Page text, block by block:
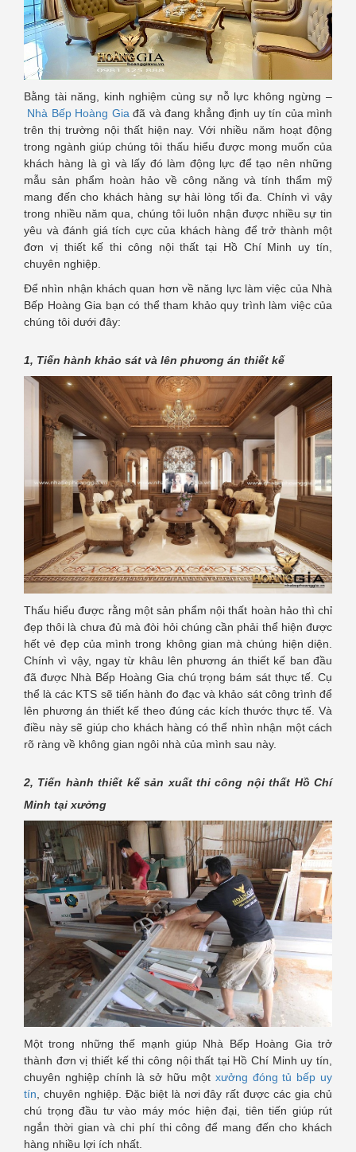
Bằng tài năng, kinh nghiệm cùng sự nỗ lực không ngừng –
Nhà Bếp Hoàng Giađã và đang khẳng định uy tín của mình
trên thị trường nội thất hiện nay. Với nhiều năm hoạt động
trong ngành giúp chúng tôi thấu hiểu được mong muốn của
khách hàng là gì và lấy đó làm động lực để tạo nên những
mẫu sản phẩm hoàn hảo về công năng và tính thẩm mỹ
mang đến cho khách hàng sự hài lòng tối đa. Chính vì vậy
trong nhiều năm qua, chúng tôi luôn nhận được nhiều sự tin
yêu và đánh giá tích cực của khách hàng để trở thành một
đơn vị thiết kế thi công nội thất tại Hồ Chí Minh uy tín,
chuyên nghiệp.
Để nhìn nhận khách quan hơn về năng lực làm việc của Nhà
Bếp Hoàng Gia bạn có thể tham khảo quy trình làm việc của
chúng tôi dưới đây:
1, Tiến hành khảo sát và lên phương án thiết kế
Thấu hiểu được rằng một sản phẩm nội thất hoàn hảo thì chỉ
đẹp thôi là chưa đủ mà đòi hỏi chúng cần phải thể hiện được
hết vẻ đẹp của mình trong không gian mà chúng hiện diện.
Chính vì vậy, ngay từ khâu lên phương án thiết kế ban đầu
đã được Nhà Bếp Hoàng Gia chú trọng bám sát thực tế. Cụ
thể là các KTS sẽ tiến hành đo đạc và khảo sát công trình để
lên phương án thiết kế theo đúng các kích thước thực tế. Và
điều này sẽ giúp cho khách hàng có thể nhìn nhận một cách
rõ ràng về không gian ngôi nhà của mình sau này.
2, Tiến hành thiết kế sản xuất thi công nội thất Hồ Chí
Minh tại xưởng
Một trong những thế mạnh giúp Nhà Bếp Hoàng Gia trở
thành đơn vị thiết kế thi công nội thất tại Hồ Chí Minh uy tín,
chuyên nghiệp chính là sở hữu một xưởng đóng tủ bếp uy
tín , chuyên nghiệp. Đặc biệt là nơi đây rất được các gia chủ
chú trọng đầu tư vào máy móc hiện đại, tiên tiến giúp rút
ngắn thời gian và chi phí thi công để mang đến cho khách
hàng nhiều lợi ích nhất.